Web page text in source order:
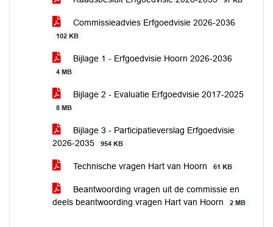
Commissieadvies Erfgoedvisie 2026-2036
102 KB
Bijlage 1 - Erfgoedvisie Hoorn 2026-2036
4 MB
Bijlage 2 - Evaluatie Erfgoedvisie 2017-2025
8 MB
Bijlage 3 - Participatieverslag Erfgoedvisie
2026-2035
954 KB
Technische vragen Hart van Hoorn 61 KB
Beantwoording vragen uit de commissie en
deels beantwoording vragen Hart van Hoorn
2 MB